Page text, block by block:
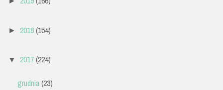
► 2018(154)
▼ 2017(224)
grudnia(23)